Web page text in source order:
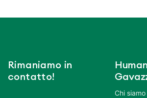
Rimaniamo in
contatto!
Chi siamo